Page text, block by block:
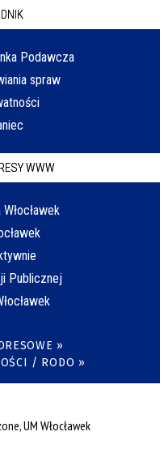
Podawcza
spraw
WWW
Publicznej
»
/ RODO »
UM Włocławek